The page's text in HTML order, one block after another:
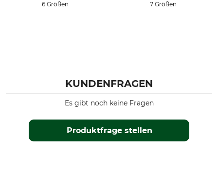
6 Größen 7 Größen
KUNDENFRAGEN
Produktfrage stellen
Es gibt noch keine Fragen